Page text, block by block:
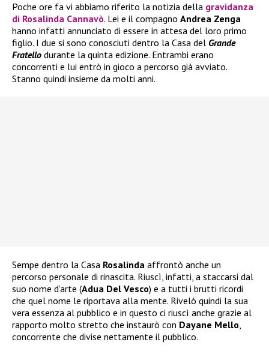
Poche ore fa vi abbiamo riferito la notizia della gravidanza
di Rosalinda Cannavò. Lei e il compagno Andrea Zenga
hanno infatti annunciato di essere in attesa del loro primo
figlio. I due si sono conosciuti dentro la Casa del Grande
Fratello durante la quinta edizione. Entrambi erano
concorrenti e lui entrò in gioco a percorso già avviato.
Stanno quindi insieme da molti anni.
Sempe dentro la Casa Rosalinda affrontò anche un
percorso personale di rinascita. Riuscì, infatti, a staccarsi dal
suo nome d’arte (Adua Del Vesco) e a tutti i brutti ricordi
che quel nome le riportava alla mente. Rivelò quindi la sua
vera essenza al pubblico e in questo ci riuscì anche grazie al
rapporto molto stretto che instaurò con Dayane Mello,
concorrente che divise nettamente il pubblico.